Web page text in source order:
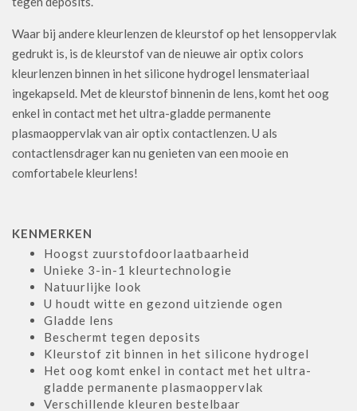
Waar bij andere kleurlenzen de kleurstof op het lensoppervlak
gedrukt is, is de kleurstof van de nieuwe air optix colors
kleurlenzen binnen in het silicone hydrogel lensmateriaal
ingekapseld. Met de kleurstof binnenin de lens, komt het oog
enkel in contact met het ultra-gladde permanente
plasmaoppervlak van air optix contactlenzen. U als
contactlensdrager kan nu genieten van een mooie en
comfortabele kleurlens!
KENMERKEN
Hoogst zuurstofdoorlaatbaarheid
Unieke 3-in-1 kleurtechnologie
Natuurlijke look
U houdt witte en gezond uitziende ogen
Gladde lens
Beschermt tegen deposits
Kleurstof zit binnen in het silicone hydrogel
Het oog komt enkel in contact met het ultra-
gladde permanente plasmaoppervlak
Verschillende kleuren bestelbaar